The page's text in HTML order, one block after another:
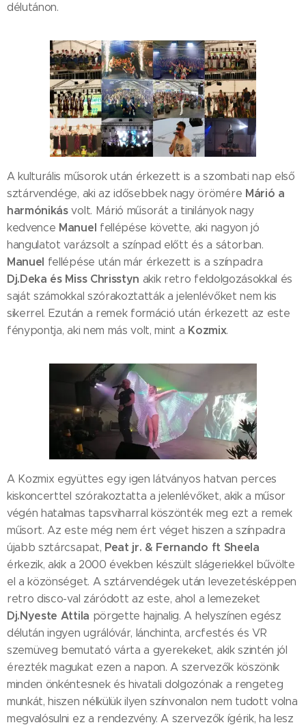
délutánon.
A kulturális műsorok után érkezett is a szombati nap első
sztárvendége, aki az idősebbek nagy örömére Márió a
harmónikásvolt. Márió műsorát a tinilányok nagy
kedvence Manuel fellépése követte, aki nagyon jó
hangulatot varázsolt a színpad előtt és a sátorban.
Manuel fellépése után már érkezett is a színpadra
Dj.Deka és Miss Chrisstyn akik retro feldolgozásokkal és
saját számokkal szórakoztatták a jelenlévőket nem kis
sikerrel. Ezután a remek formáció után érkezett az este
fénypontja, aki nem más volt, mint a Kozmix.
A Kozmix együttes egy igen látványos hatvan perces
kiskoncerttel szórakoztatta a jelenlévőket, akik a műsor
végén hatalmas tapsviharral köszönték meg ezt a remek
műsort. Az este még nem ért véget hiszen a színpadra
újabb sztárcsapat, Peat jr. & Fernando ft Sheela
érkezik, akik a 2000 években készült slágeriekkel bűvölte
el a közönséget. A sztárvendégek után levezetésképpen
retro disco-val záródott az este, ahol a lemezeket
Dj.Nyeste Attila pörgette hajnalig. A helyszínen egész
délután ingyen ugrálóvár, lánchinta, arcfestés és VR
szemüveg bemutató várta a gyerekeket, akik szintén jól
érezték magukat ezen a napon. A szervezők köszönik
minden önkéntesnek és hivatali dolgozónak a rengeteg
munkát, hiszen nélkülük ilyen színvonalon nem tudott volna
megvalósulni ez a rendezvény. A szervezők ígérik, ha lesz